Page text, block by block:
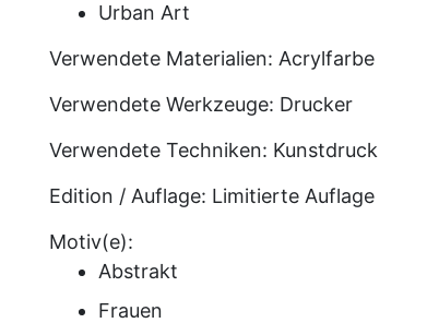
Urban Art
Verwendete Materialien: Acrylfarbe
Verwendete Werkzeuge: Drucker
Verwendete Techniken: Kunstdruck
Edition / Auflage: Limitierte Auflage
Motiv(e):
Abstrakt
Frauen